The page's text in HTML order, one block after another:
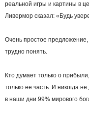
реальной игры и картины в
Ливермор сказал: «Будь
Очень простое
трудно понять.
Кто думает только о
только ее часть. И никогда
в наши дни 99% мирового